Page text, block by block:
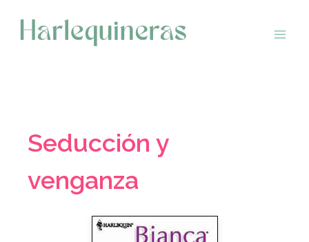
contenido
Seducción y
venganza